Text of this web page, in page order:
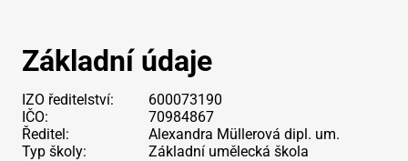
Základní údaje
IZO ředitelství:
600073190
IČO:
70984867
Ředitel:
Alexandra Müllerová dipl. um.
Typ školy:
Základní umělecká škola